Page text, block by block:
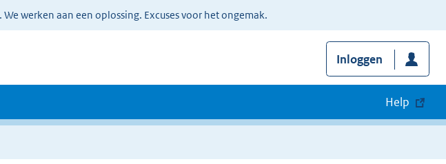
werken aan een oplossing. Excuses voor het ongemak.
Inloggen
Help